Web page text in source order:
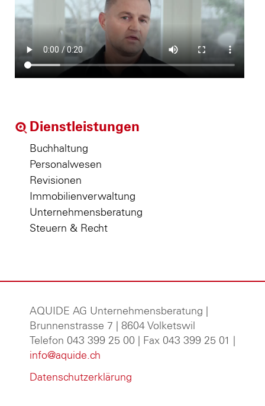
Dienstleistungen
Buchhaltung
Personalwesen
Revisionen
Immobilienverwaltung
Unternehmensberatung
Steuern & Recht
AQUIDE AG Unternehmensberatung
Brunnenstrasse 7 | 8604 Volketswil
Telefon 043 399 25 00 | Fax 043 399 25 01 |
info@aquide.ch
Datenschutzerklärung